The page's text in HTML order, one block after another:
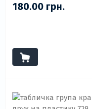
180.00 грн.